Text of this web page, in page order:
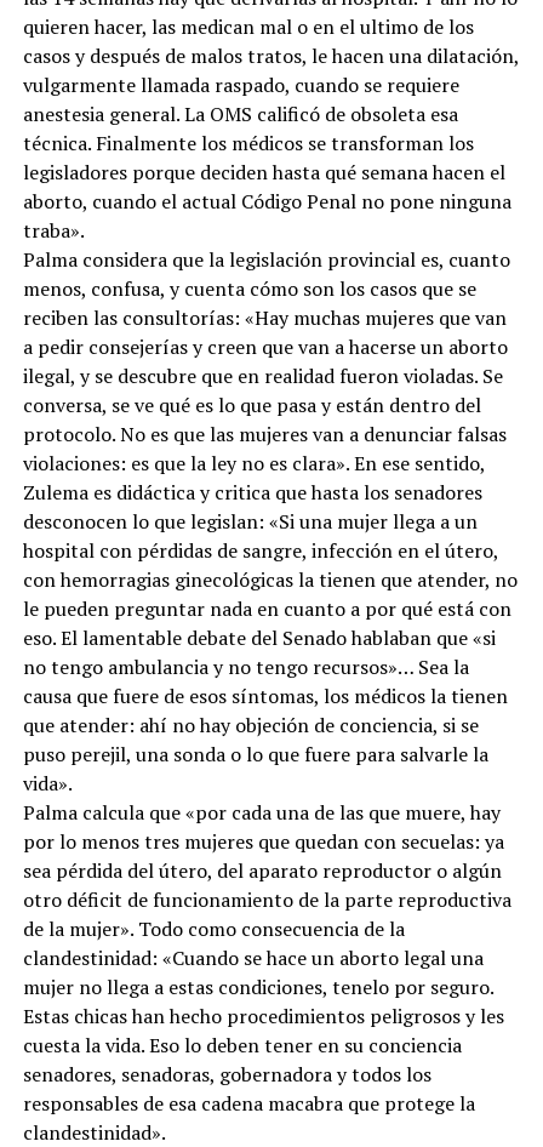
quieren hacer, las medican mal o en el ultimo de los
casos y después de malos tratos, le hacen una dilatación,
vulgarmente llamada raspado, cuando se requiere
anestesia general. La OMS calificó de obsoleta esa
técnica. Finalmente los médicos se transforman los
legisladores porque deciden hasta qué semana hacen el
aborto, cuando el actual Código Penal no pone ninguna
traba».
Palma considera que la legislación provincial es, cuanto
menos, confusa, y cuenta cómo son los casos que se
reciben las consultorías: «Hay muchas mujeres que van
a pedir consejerías y creen que van a hacerse un aborto
ilegal, y se descubre que en realidad fueron violadas. Se
conversa, se ve qué es lo que pasa y están dentro del
protocolo. No es que las mujeres van a denunciar falsas
violaciones: es que la ley no es clara». En ese sentido,
Zulema es didáctica y critica que hasta los senadores
desconocen lo que legislan: «Si una mujer llega a un
hospital con pérdidas de sangre, infección en el útero,
con hemorragias ginecológicas la tienen que atender, no
le pueden preguntar nada en cuanto a por qué está con
eso. El lamentable debate del Senado hablaban que «si
no tengo ambulancia y no tengo recursos»… Sea la
causa que fuere de esos síntomas, los médicos la tienen
que atender: ahí no hay objeción de conciencia, si se
puso perejil, una sonda o lo que fuere para salvarle la
vida».
Palma calcula que «por cada una de las que muere, hay
por lo menos tres mujeres que quedan con secuelas: ya
sea pérdida del útero, del aparato reproductor o algún
otro déficit de funcionamiento de la parte reproductiva
de la mujer». Todo como consecuencia de la
clandestinidad: «Cuando se hace un aborto legal una
mujer no llega a estas condiciones, tenelo por seguro.
Estas chicas han hecho procedimientos peligrosos y les
cuesta la vida. Eso lo deben tener en su conciencia
senadores, senadoras, gobernadora y todos los
responsables de esa cadena macabra que protege la
clandestinidad».